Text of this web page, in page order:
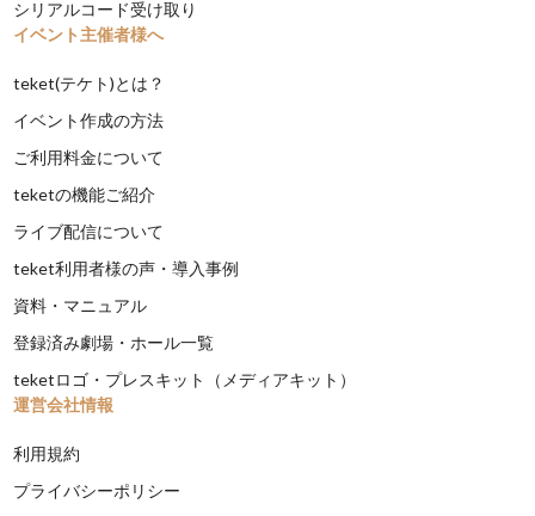
シリアルコード受け取り
イベント主催者様へ
teket(テケト)とは？
イベント作成の方法
ご利用料金について
teketの機能ご紹介
ライブ配信について
teket利用者様の声・導入事例
資料・マニュアル
登録済み劇場・ホール一覧
teketロゴ・プレスキット（メディアキット）
運営会社情報
利用規約
プライバシーポリシー